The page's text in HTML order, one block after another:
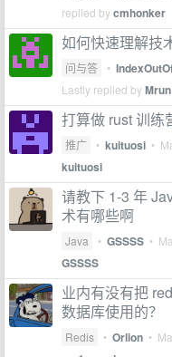
replied bycmhonker
如何快速理解技
问与答 •
Lastly replied byMrun
打算做 rust 训练
推广 • kuituosi •
kuituosi
请教下 1-3 年
术有哪些啊
Java • GSSSS •
GSSSS
业内有没有把
数据库使用的？
Redis • Orlion •